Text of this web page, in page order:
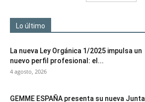
Lo último
La nueva Ley Orgánica 1/2025 impulsa un
nuevo perfil profesional: el...
4 agosto, 2026
GEMME ESPAÑA presenta su nueva Junta